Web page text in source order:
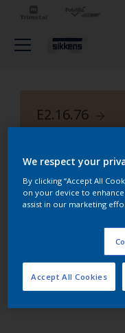
E2.16.76
We respect your
By clicking “Accept All
on your device to enhance
assist in our marketing
Accept All Cookies